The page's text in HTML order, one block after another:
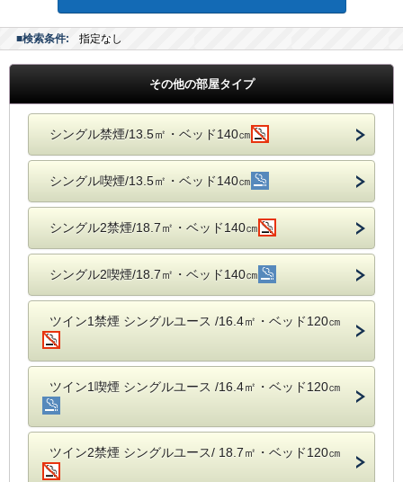
■検索条件: 指定なし
その他の部屋タイプ
シングル禁煙/13.5㎡・ベッド140㎝
シングル喫煙/13.5㎡・ベッド140㎝
シングル2禁煙/18.7㎡・ベッド140㎝
シングル2喫煙/18.7㎡・ベッド140㎝
ツイン1禁煙 シングルユース /16.4㎡・ベッド120㎝
ツイン1喫煙 シングルユース /16.4㎡・ベッド120㎝
ツイン2禁煙 シングルユース/ 18.7㎡・ベッド120㎝